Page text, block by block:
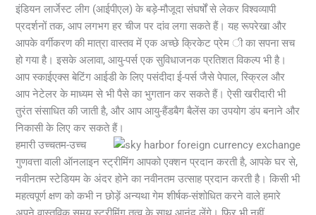
इंडियन लार्जेस्ट लीग (आईपीएल) के बड़े-मौजूदा संघर्षों से लेकर विश्वव्यापी
प्रदर्शनों तक, आप लगभग हर चीज पर दांव लगा सकते हैं। यह रूपरेखा और
आपके वर्गीकरण की मात्रा वास्तव में एक अच्छे क्रिकेट प्रेमी का सपना सच
हो गया है। इसके अलावा, आयु-पर्स एक सुविधाजनक प्रतिशत विकल्प भी है।
आप स्काईएक्स बेटिंग आईडी के लिए पसंदीदा ई-पर्स जैसे पेपाल, स्क्रिल और
आप नेटेलर के माध्यम से भी पैसे का भुगतान कर सकते हैं। ऐसी खरीदारी भी
तुरंत संसाधित की जाती है, और आप आयु-हैंडबैग बैलेंस का उपयोग डंप बनाने और
निकासी के लिए कर सकते हैं।
हमारी उच्चतम-उच्च
गुणवत्ता वाली ऑनलाइन स्ट्रीमिंग आपको एक्शन प्रदान करती है, आपके घर से,
नवीनतम स्टेडियम के अंदर होने का नवीनतम उत्साह प्रदान करती है। किसी भी
महत्वपूर्ण क्षण को कभी न छोड़ें अन्यथा गेम शीर्षक-संशोधित करने वाले हमारे